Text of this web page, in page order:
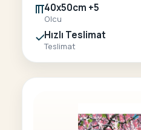
40x50cm +5
Olcu
Hızlı Teslimat
Teslimat